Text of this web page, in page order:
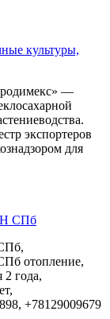
культуры,
—
экспортеров
для
СПб
отопление,
2 года,
+78129009679